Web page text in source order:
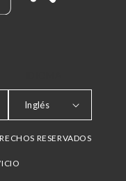
Inglés
RESERVADOS